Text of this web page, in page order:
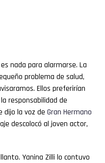
nada para alarmarse. La
problema de salud,
Ellos preferirían
responsabilidad de
la voz de Gran Hermano
descolocó al joven actor,
Yanina Zilli lo contuvo